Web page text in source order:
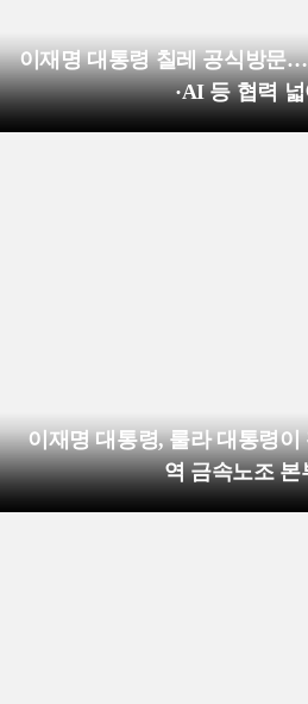
이재명 대통령 칠레 공식방문
·AI 등 협력
이재명 대통령, 룰라 대통령
역 금속노조 본